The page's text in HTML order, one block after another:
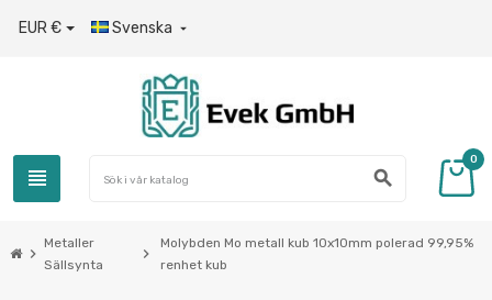
EUR € Svenska 
view_headline search
0
chevron_right
Metaller
Sällsynta
chevron_right
Molybden Mo metall kub 10x10mm polerad 99,95%
renhet kub